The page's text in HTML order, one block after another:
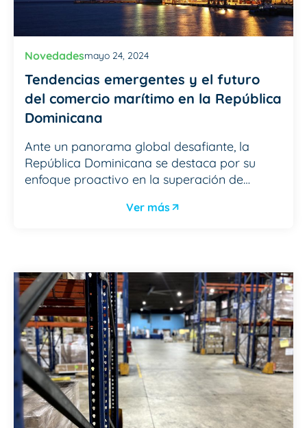
Novedadesmayo 24, 2024
Tendencias emergentes y el futuro
del comercio marítimo en la República
Dominicana
Ante un panorama global desafiante, la
República Dominicana se destaca por su
enfoque proactivo en la superación de…
Ver más